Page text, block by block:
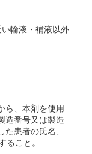
輸液・補液以外
ら、本剤を使用
造番号又は製造
患者の氏名、
ること。